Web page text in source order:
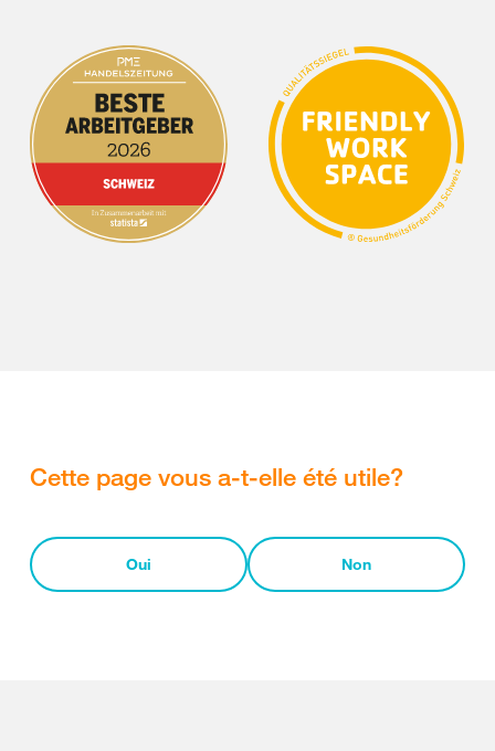
Cette page vous a-t-elle été utile?
Oui Non